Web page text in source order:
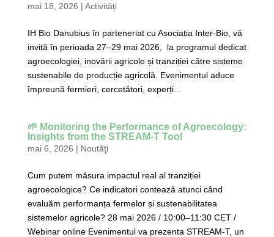
mai 18, 2026 | Activități
IH Bio Danubius în parteneriat cu Asociația Inter-Bio, vă
invită în perioada 27–29 mai 2026, la programul dedicat
agroecologiei, inovării agricole și tranziției către sisteme
sustenabile de producție agricolă. Evenimentul aduce
împreună fermieri, cercetători, experți...
🌱 Monitoring the Performance of Agroecology:
Insights from the STREAM-T Tool
mai 6, 2026 | Noutăţi
Cum putem măsura impactul real al tranziției
agroecologice? Ce indicatori contează atunci când
evaluăm performanța fermelor și sustenabilitatea
sistemelor agricole? 28 mai 2026 / 10:00–11:30 CET /
Webinar online Evenimentul va prezenta STREAM-T, un